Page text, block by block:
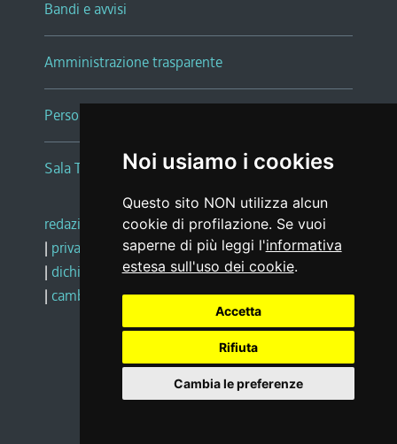
Noi usiamo i cookies
Questo sito NON utilizza alcun
cookie di profilazione. Se vuoi
saperne di più leggi l'informativa
estesa sull'uso dei cookie.
Accetta
Rifiuta
Cambia le preferenze
Bandi e avvisi
Amministrazione trasparente
Persone e Uffici
Sala Tiziano Tessitori
redazione web |note legali |glossario
| privacy
social media policy
| dichiarazione di accessibilità |feedback
| cambio preferenze cookie
Realizzato da